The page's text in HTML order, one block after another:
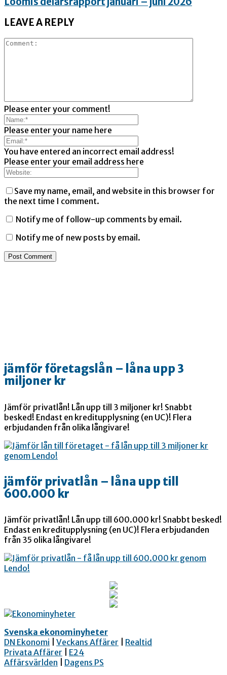
LEAVE A REPLY
Please enter your comment!
Please enter your name here
You have entered an incorrect email address!
Please enter your email address here
Save my name, email, and website in this browser for
the next time I comment.
Notify me of follow-up comments by email.
Notify me of new posts by email.
jämför företagslån – låna upp 3
miljoner kr
Jämför privatlån! Lån upp till 3 miljoner kr! Snabbt
besked! Endast en kreditupplysning (en UC)! Flera
erbjudanden från olika långivare!
jämför privatlån – låna upp till
600.000 kr
Jämför privatlån! Lån upp till 600.000 kr! Snabbt besked!
Endast en kreditupplysning (en UC)! Flera erbjudanden
från 35 olika långivare!
Svenska ekonominyheter
DN Ekonomi
Veckans Affärer
Realtid
Privata Affärer
E24
Affärsvärlden
Dagens PS